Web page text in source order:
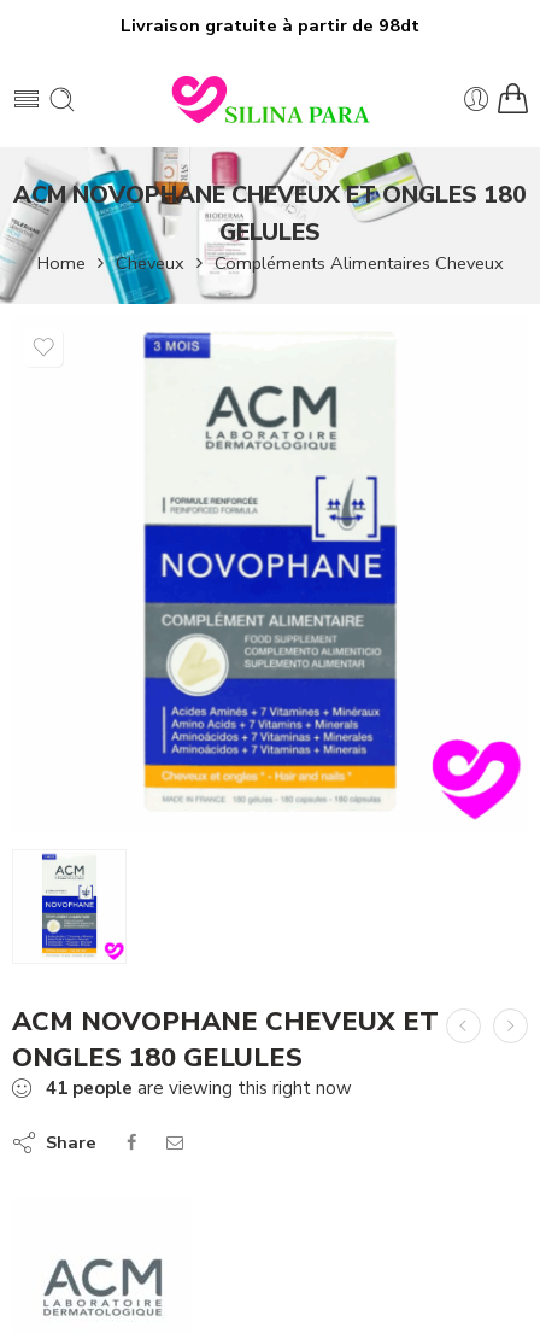
Livraison gratuite à partir de 98dt
ACM NOVOPHANE CHEVEUX ET ONGLES 180
GELULES
Home Cheveux Compléments Alimentaires Cheveux
ACM NOVOPHANE CHEVEUX ET
ONGLES 180 GELULES
41 people are viewing this right now
Share